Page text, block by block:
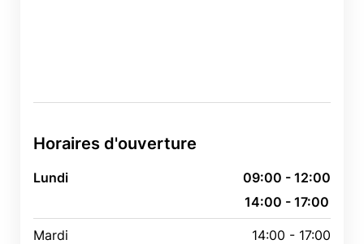
Horaires d'ouverture
Lundi
09:00 - 12:00
14:00 - 17:00
Mardi 14:00 - 17:00